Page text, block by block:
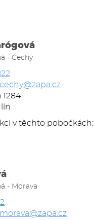
- Čechy
1284
v těchto pobočkách:
- Morava